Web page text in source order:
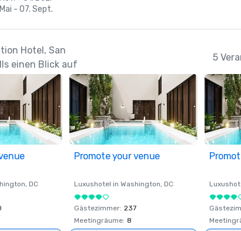
- 07. Sept.
Hotel, San
einen Blick auf
5
, DC
Promote your venue
Luxushotel in Washington, DC
Gästezimmer: 237
Meetingräume: 8